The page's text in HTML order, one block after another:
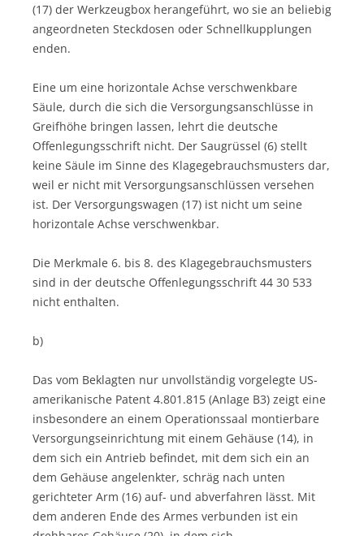
(17) der Werkzeugbox herangeführt, wo sie an beliebig
angeordneten Steckdosen oder Schnellkupplungen
enden.
Eine um eine horizontale Achse verschwenkbare
Säule, durch die sich die Versorgungsanschlüsse in
Greifhöhe bringen lassen, lehrt die deutsche
Offenlegungsschrift nicht. Der Saugrüssel (6) stellt
keine Säule im Sinne des Klagegebrauchsmusters dar,
weil er nicht mit Versorgungsanschlüssen versehen
ist. Der Versorgungswagen (17) ist nicht um seine
horizontale Achse verschwenkbar.
Die Merkmale 6. bis 8. des Klagegebrauchsmusters
sind in der deutsche Offenlegungsschrift 44 30 533
nicht enthalten.
b)
Das vom Beklagten nur unvollständig vorgelegte US-
amerikanische Patent 4.801.815 (Anlage B3) zeigt eine
insbesondere an einem Operationssaal montierbare
Versorgungseinrichtung mit einem Gehäuse (14), in
dem sich ein Antrieb befindet, mit dem sich ein an
dem Gehäuse angelenkter, schräg nach unten
gerichteter Arm (16) auf- und abverfahren lässt. Mit
dem anderen Ende des Armes verbunden ist ein